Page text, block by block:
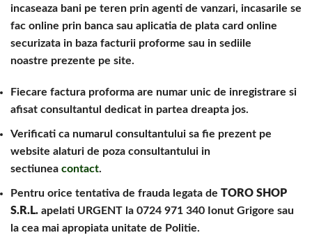
incaseaza bani pe teren prin agenti de vanzari, incasarile se
fac online prin banca sau aplicatia de plata card online
securizata in baza facturii proforme sau in sediile
noastre prezente pe site.
Fiecare factura proforma are numar unic de inregistrare si
afisat consultantul dedicat in partea dreapta jos.
Verificati ca numarul consultantului sa fie prezent pe
website alaturi de poza consultantului in
sectiunea contact.
Pentru orice tentativa de frauda legata de TORO SHOP
S.R.L. apelati URGENT la 0724 971 340 Ionut Grigore sau
la cea mai apropiata unitate de Politie.